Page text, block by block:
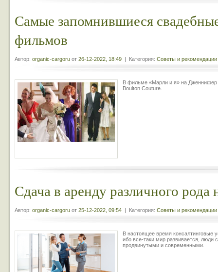
Самые запомнившиеся
фильмов
Автор: organic-cargoru от 26-12-2022, 18:49 | Категория: Советы и рекомендации
В фильме «Марли и я» на Дженнифер
Boulton Couture.
Сдача в аренду различного
Автор: organic-cargoru от 25-12-2022, 09:54 | Категория: Советы и рекомендации
В настоящее время консалтинговые
ибо все-таки мир развивается, люди
продвинутыми и современными.